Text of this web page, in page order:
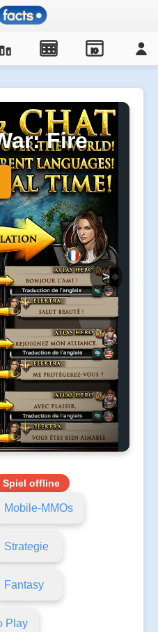
IO
Fire
>
Spiel offline
Mobile-MMOs
Strategie
Fantasy
Play